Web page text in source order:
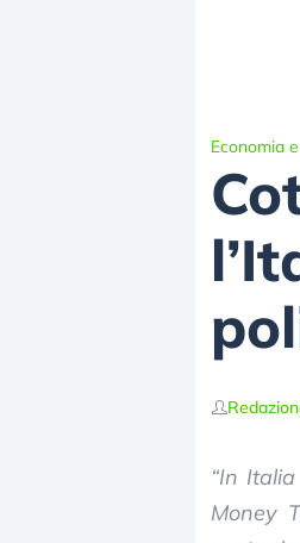
Economia
“In
Money